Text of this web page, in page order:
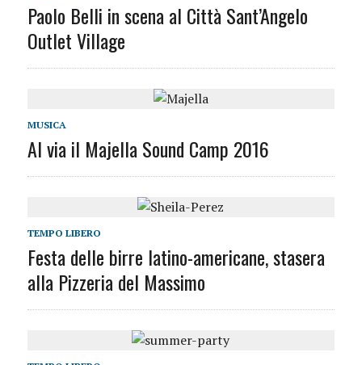
Paolo Belli in scena al Città Sant’Angelo
Outlet Village
MUSICA
Al via il Majella Sound Camp 2016
TEMPO LIBERO
Festa delle birre latino-americane, stasera
alla Pizzeria del Massimo